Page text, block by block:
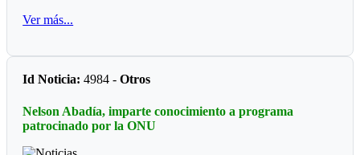
Prejuvenil femenino: José María Córdoba (Guamal)
Prejuvenil masculino: Sto Domingo Savio (Acacias)
Juvenil femenino: Campestre Domisiano (Guamal)
Juvenil masculino: Sto Domingo Savio (Acacias)
*Ajedrez*
defiendo los colores de la Liga de Ajedrez del Meta, fue
también recibió los consejos de Javier Marroquín ,hoy está en
del Valle del Cauca. Ganó oro y plata en la capital
dominicana.
Ver más...
Id Noticia: 4984 -Otros
Nelson Abadía, imparte conocimiento a programa
patrocinado por la ONU